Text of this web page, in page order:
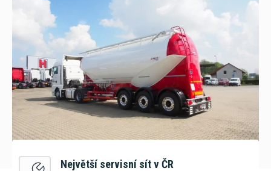
Největší servisní sít v ČR